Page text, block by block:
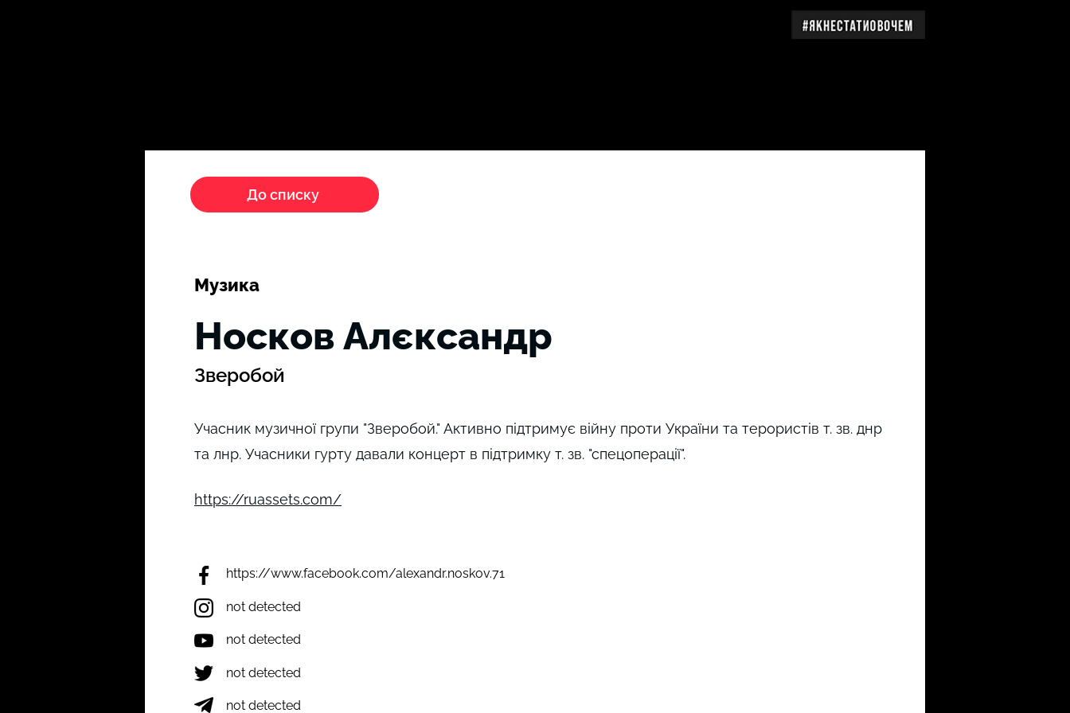
До списку
Музика
Зверобой
Носков Алєксандр
Учасник музичної групи "Зверобой." Активно підтримує війну проти України та терористів т. зв. днр
та лнр. Учасники гурту давали концерт в підтримку т. зв. "спецоперації".
https://ruassets.com/
https://www.facebook.com/alexandr.noskov.71
not detected
not detected
not detected
not detected